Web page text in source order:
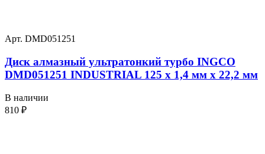
Арт. DMD051251
Диск алмазный ультратонкий турбо INGCO
DMD051251 INDUSTRIAL 125 х 1,4 мм x 22,2 мм
В наличии
810 ₽